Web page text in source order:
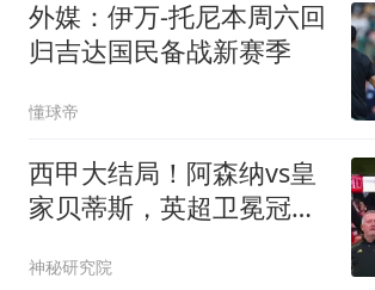
外媒：伊万-托尼本周六回
归吉达国民备战新赛季
懂球帝
西甲大结局！阿森纳vs皇
家贝蒂斯，英超卫冕冠军
神秘研究院